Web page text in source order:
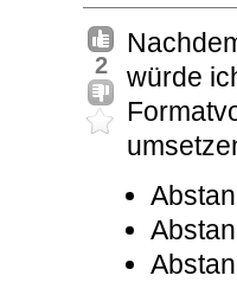
2
würde